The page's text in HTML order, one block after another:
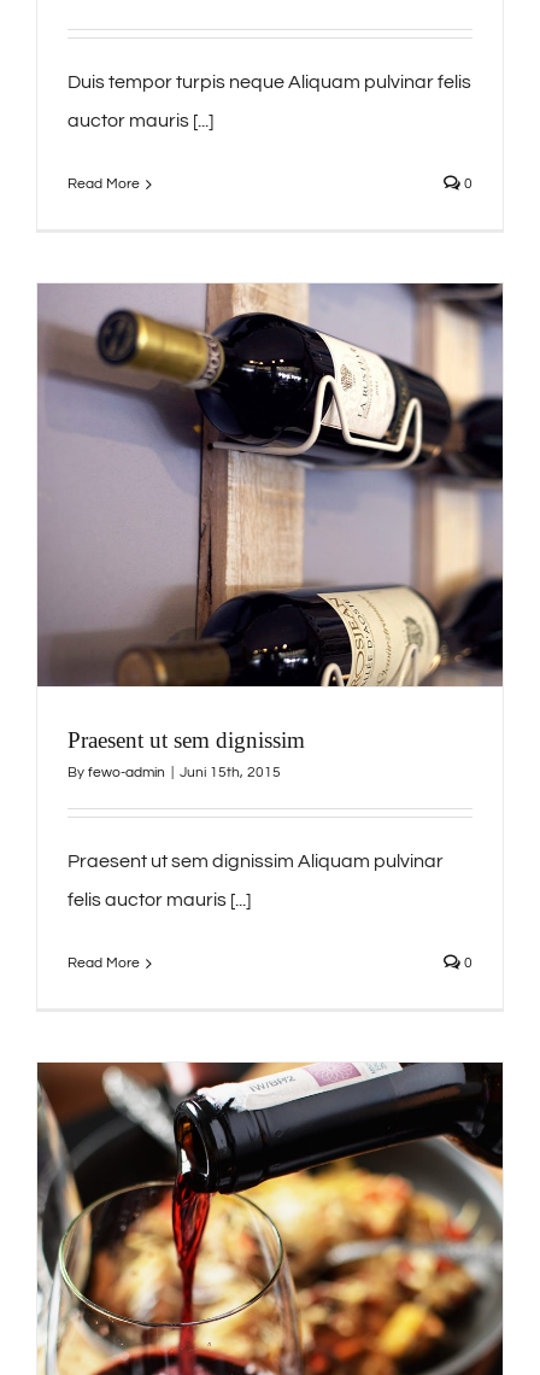
Duis tempor turpis neque Aliquam pulvinar felis
auctor mauris [...]
Read More 0
Praesent ut sem dignissim
By fewo-admin Juni 15th, 2015
Praesent ut sem dignissim Aliquam pulvinar
felis auctor mauris [...]
Read More 0